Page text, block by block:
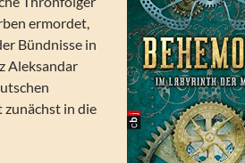
ermordet,
Bündnisse in
Aleksandar
in die